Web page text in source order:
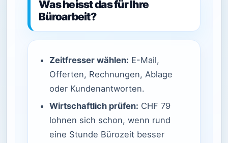
Was heisst das für Ihre
Büroarbeit?
Zeitfresser wählen: E-Mail,
Offerten, Rechnungen, Ablage
oder Kundenantworten.
Wirtschaftlich prüfen: CHF 79
lohnen sich schon, wenn rund
eine Stunde Bürozeit besser